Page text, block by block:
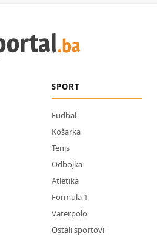
SPORT
Fudbal
Košarka
Tenis
Odbojka
Atletika
Formula 1
Vaterpolo
Ostali sportovi